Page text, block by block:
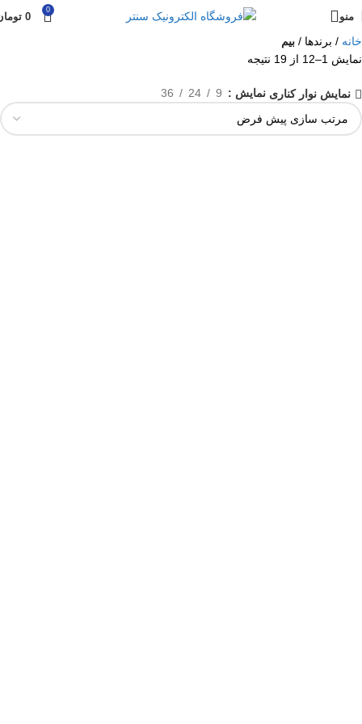
منو
0
0
خانه برندها
بیم
نمایش 1–12 از 19 نتیجه
نمایش نوار کناری نمایش 9
24
36